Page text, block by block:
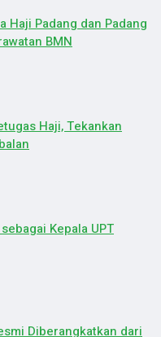
Haji Padang dan Padang
BMN
Haji, Tekankan
Kepala UPT
Diberangkatkan dari